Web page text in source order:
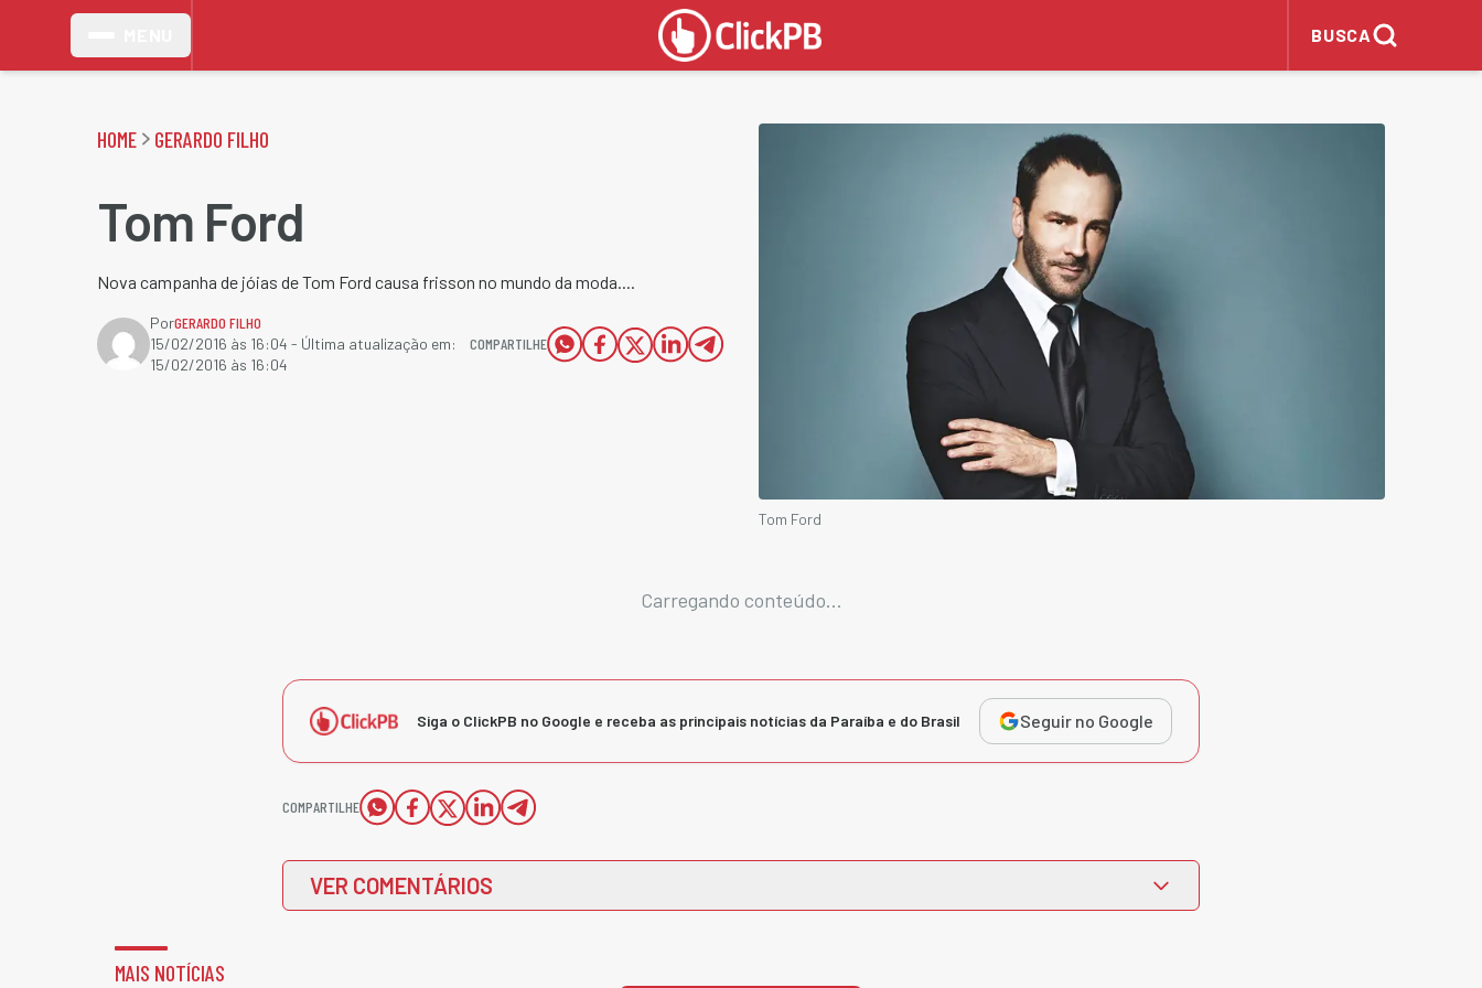
BUSCA
HOME GERARDO FILHO
Tom Ford
Nova campanha de jóias de Tom Ford causa frisson no mundo da moda....
PorGERARDO FILHO
15/02/2016 às 16:04 - Última atualização em:
15/02/2016 às 16:04
COMPARTILHE
Tom Ford
Carregando conteúdo...
Siga o ClickPB no Google e receba as principais notícias da Paraíba e do Brasil Seguir no Google
COMPARTILHE
VER COMENTÁRIOS
MAIS NOTÍCIAS